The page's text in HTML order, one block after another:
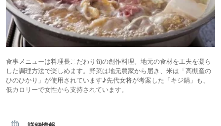
食事メニューは料理長こだわり旬の創作料理。地元の食材を工夫を凝ら
した調理方法で楽しめます。野菜は地元農家から届き、米は「高槻産の
ひのひかり」が使用されています♪先代女将が考案した「キジ鍋」も、
低カロリーで女性から支持されています。